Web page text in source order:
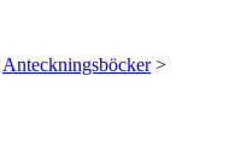
Anteckningsböcker>